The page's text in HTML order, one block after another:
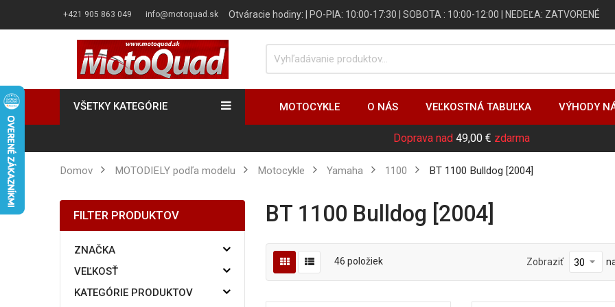
+421 905 863 049 info@motoquad.sk Otváracie hodiny: | PO-PIA: 10:00-17:30 | SOBOTA : 10:00-12:00 | NEDEĽA: ZATVORENÉ
VŠETKY KATEGÓRIE MOTOCYKLE O NÁS VEĽKOSTNÁ TABUĽKA VÝHODY
Doprava nad 49,00 € zdarma
Domov MOTODIELY podľa modelu Motocykle Yamaha 1100 BT 1100 Bulldog [2004]
BT 1100 Bulldog [2004]
46 položiek Zobraziť
FILTER PRODUKTOV
ZNAČKA
VEĽKOSŤ
KATEGÓRIE PRODUKTOV